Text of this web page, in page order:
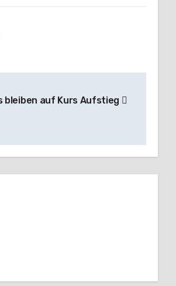
bleiben auf Kurs Aufstieg